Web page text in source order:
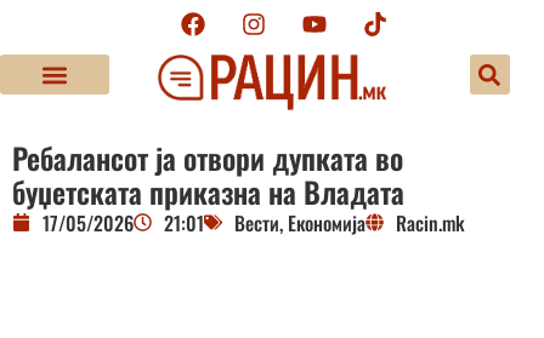
Ребалансот ја отвори дупката во
буџетската приказна на Владата
17/05/2026 21:01 Вести, Економија Racin.mk